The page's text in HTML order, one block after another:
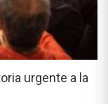
urgente a la